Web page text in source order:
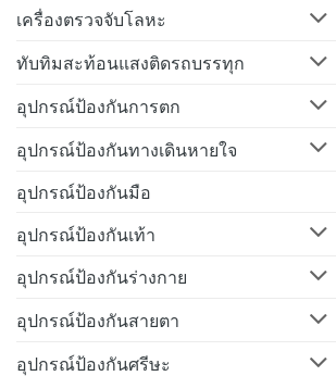
เครื่องตรวจจับโลหะ
ทับทิมสะท้อนแสงติดรถบรรทุก
อุปกรณ์ป้องกันการตก
อุปกรณ์ป้องกันทางเดินหายใจ
อุปกรณ์ป้องกันมือ
อุปกรณ์ป้องกันเท้า
อุปกรณ์ป้องกันร่างกาย
อุปกรณ์ป้องกันสายตา
อุปกรณ์ป้องกันศรีษะ